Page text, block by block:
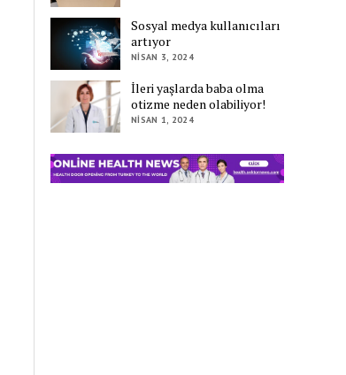
Sosyal medya kullanıcıları
artıyor
NISAN 3, 2024
İleri yaşlarda baba olma
otizme neden olabiliyor!
NISAN 1, 2024